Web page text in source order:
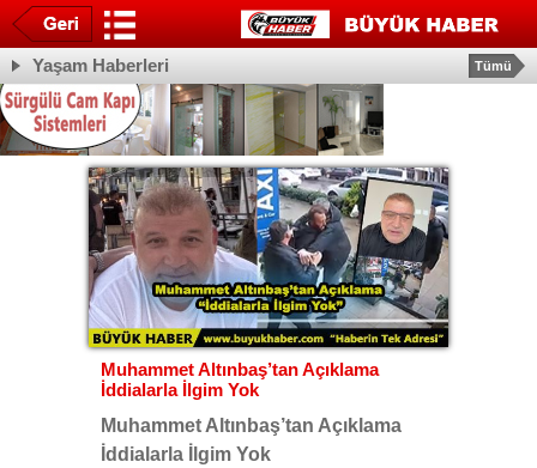
Yaşam Haberleri Tümü
Muhammet Altınbaş’tan Açıklama
İddialarla İlgim Yok
Muhammet Altınbaş’tan Açıklama
İddialarla İlgim Yok